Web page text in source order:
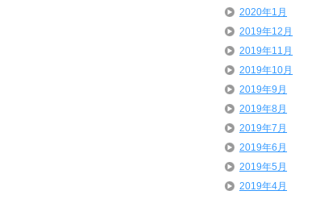
2020年1月
2019年12月
2019年11月
2019年10月
2019年9月
2019年8月
2019年7月
2019年6月
2019年5月
2019年4月